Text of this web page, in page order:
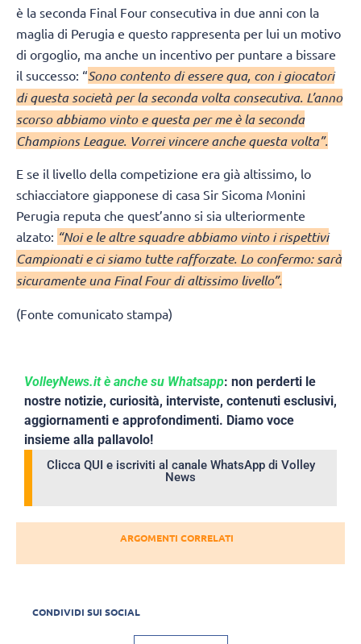
è la seconda Final Four consecutiva in due anni con la
maglia di Perugia e questo rappresenta per lui un motivo
di orgoglio, ma anche un incentivo per puntare a bissare
il successo: “Sono contento di essere qua, con i giocatori
di questa società per la seconda volta consecutiva. L’anno
scorso abbiamo vinto e questa per me è la seconda
Champions League. Vorrei vincere anche questa volta”.
E se il livello della competizione era già altissimo, lo
schiacciatore giapponese di casa Sir Sicoma Monini
Perugia reputa che quest’anno si sia ulteriormente
alzato: “Noi e le altre squadre abbiamo vinto i rispettivi
Campionati e ci siamo tutte rafforzate. Lo confermo: sarà
sicuramente una Final Four di altissimo livello”.
(Fonte comunicato stampa)
VolleyNews.it è anche su Whatsapp: non perderti le
nostre notizie, curiosità, interviste, contenuti esclusivi,
aggiornamenti e approfondimenti. Diamo voce
insieme alla pallavolo!
Clicca QUI e iscriviti al canale WhatsApp di Volley
News
ARGOMENTI CORRELATI
CONDIVIDI SUI SOCIAL